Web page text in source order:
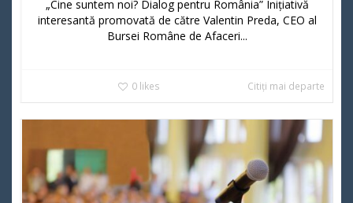
„Cine suntem noi? Dialog pentru România” Inițiativă
interesantă promovată de către Valentin Preda, CEO al
Bursei Române de Afaceri...
0 likes Citiți mai departe